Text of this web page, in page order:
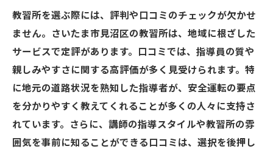
初心者必見！見沼区のおすすめ教習所ガイド
初心者に優しい教習所とは？
見沼区の人気教習所を徹底解剖
未経験者でも安心して通える教習所
教習所選びで失敗しないための基本
初めての教習所選びに役立つ情報
見沼区で安心のスタートが切れる教習所
教習所を選ぶ際には、評判や口コミのチェックが欠かせ
ません。さいたま市見沼区の教習所は、地域に根ざした
サービスで定評があります。口コミでは、指導員の質や
親しみやすさに関する高評価が多く見受けられます。特
に地元の道路状況を熟知した指導者が、安全運転の要点
を分かりやすく教えてくれることが多くの人々に支持さ
れています。さらに、講師の指導スタイルや教習所の雰
囲気を事前に知ることができる口コミは、選択を後押し